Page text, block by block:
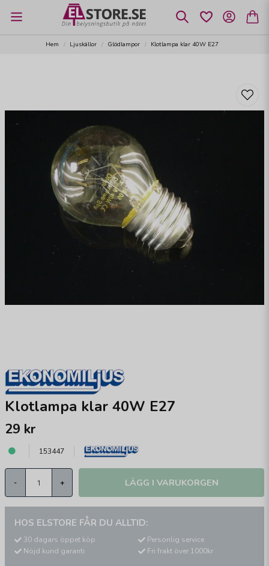
Hem Ljuskällor Glödlampor Klotlampa klar 40W E27
Klotlampa klar 40W E27
29 kr
153447
- + LÄGG I VARUKORGEN
HOS ELSTORE FÅR DU ALLTID:
30 dagars öppet köp
Nöjd kund garanti
Personlig service
Fri frakt över 1000kr